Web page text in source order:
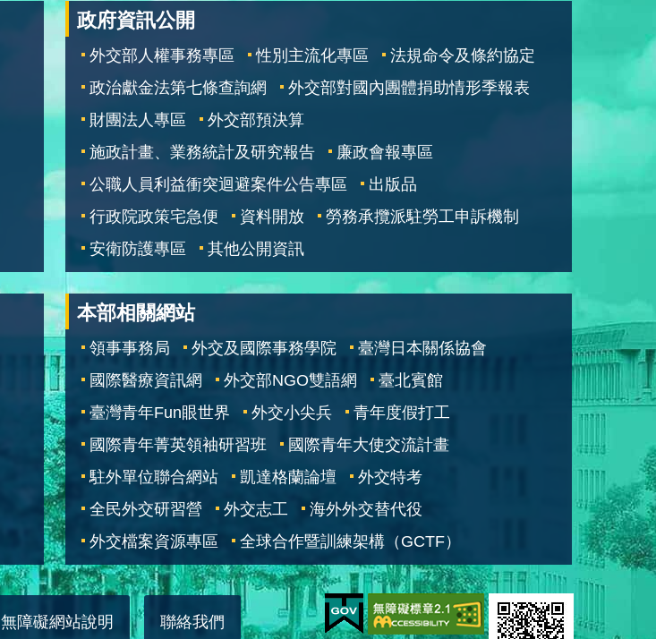
政府資訊公開
外交部人權事務專區 性別主流化專區
法規命令及條約協定
政治獻金法第七條查詢網
外交部對國內團體捐助情形季報表
財團法人專區
外交部預決算
施政計畫、業務統計及研究報告
廉政會報專區
公職人員利益衝突迴避案件公告專區
出版品
行政院政策宅急便
資料開放
勞務承攬派駐勞工申訴機制
安衛防護專區
其他公開資訊
本部相關網站
領事事務局 外交及國際事務學院
臺灣日本關係協會
國際醫療資訊網
外交部NGO雙語網
臺北賓館
臺灣青年Fun眼世界
外交小尖兵
青年度假打工
國際青年菁英領袖研習班
國際青年大使交流計畫
駐外單位聯合網站
凱達格蘭論壇
外交特考
全民外交研習營
外交志工
海外外交替代役
外交檔案資源專區
全球合作暨訓練架構（GCTF）
無障礙網站說明 聯絡我們